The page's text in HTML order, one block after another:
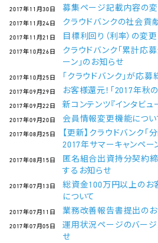
2017年11月30日 募集ページ記載内容の
2017年11月24日 クラウドバンクの社会貢
2017年11月21日 目標利回り（利率）の変
2017年10月26日
クラウドバンク「累計応
ーン」のお知らせ
2017年10月25日 「クラウドバンク」が応
2017年09月29日 お客様還元！「2017年秋
2017年09月22日 新コンテンツ『インタビュ
2017年09月20日 会員情報変更機能につい
2017年08月25日
【更新】クラウドバンク
2017年サマーキャンペー
2017年08月15日
匿名組合出資持分契約
するお知らせ
2017年07月13日
総資金100万円以上のお
について
2017年07月11日 業務改善報告書提出のお
2017年07月05日
運用状況ページのバージ
せ